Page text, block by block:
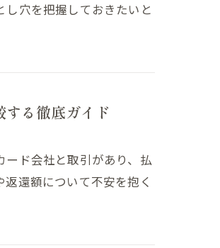
穴を把握しておきたいと
る徹底ガイド
ド会社と取引があり、払
還額について不安を抱く